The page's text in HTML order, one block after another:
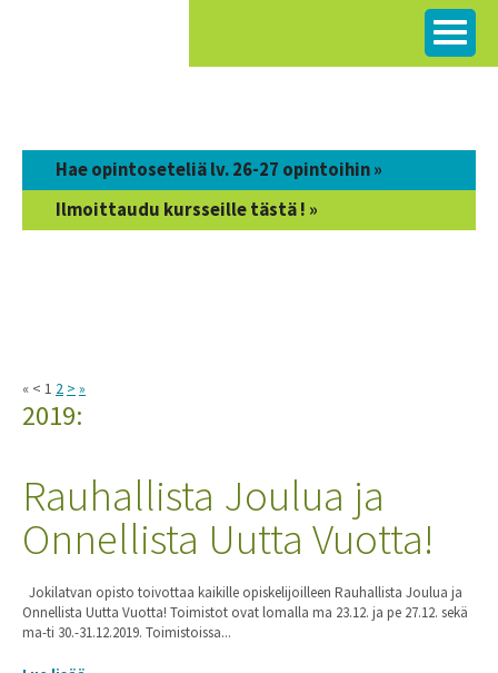
Hae opintoseteliä lv. 26-27 opintoihin »
Ilmoittaudu kursseille tästä ! »
« < 1 2 > »
2019:
Rauhallista Joulua ja
Onnellista Uutta Vuotta!
Jokilatvan opisto toivottaa kaikille opiskelijoilleen Rauhallista Joulua ja
Onnellista Uutta Vuotta! Toimistot ovat lomalla ma 23.12. ja pe 27.12. sekä
ma-ti 30.-31.12.2019. Toimistoissa...